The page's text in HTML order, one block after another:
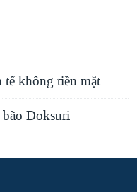
tế không tiền mặt
Doksuri